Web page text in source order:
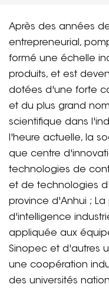
Après des années
entrepreneurial,
formé une échelle
produits, et est
dotées d'une forte
et du plus grand
scientifique dans
l'heure actuelle, la
que centre
technologies de
et de technologies
province d'Anhui ;
d'intelligence
appliquée aux
Sinopec et d'autres
une coopération
des universités